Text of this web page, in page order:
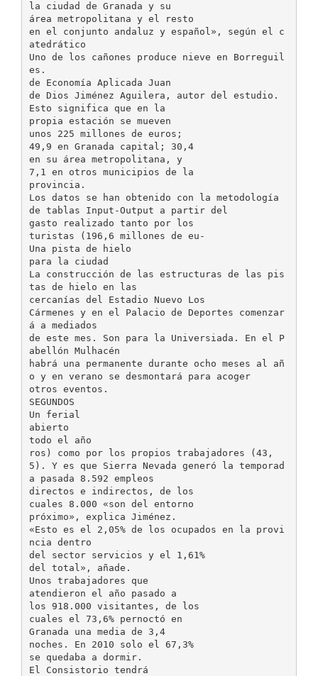
la ciudad de Granada y su
área metropolitana y el resto
en el conjunto andaluz y español», según el c
atedrático
Uno de los cañones produce nieve en Borreguil
es.
de Economía Aplicada Juan
de Dios Jiménez Aguilera, autor del estudio.
Esto significa que en la
propia estación se mueven
unos 225 millones de euros;
49,9 en Granada capital; 30,4
en su área metropolitana, y
7,1 en otros municipios de la
provincia.
Los datos se han obtenido con la metodología
de tablas Input-Output a partir del
gasto realizado tanto por los
turistas (196,6 millones de eu-
Una pista de hielo
para la ciudad
La construcción de las estructuras de las pis
tas de hielo en las
cercanías del Estadio Nuevo Los
Cármenes y en el Palacio de Deportes comenzar
á a mediados
de este mes. Son para la Universiada. En el P
abellón Mulhacén
habrá una permanente durante ocho meses al añ
o y en verano se desmontará para acoger
otros eventos.
SEGUNDOS
Un ferial
abierto
todo el año
ros) como por los propios trabajadores (43,
5). Y es que Sierra Nevada generó la temporad
a pasada 8.592 empleos
directos e indirectos, de los
cuales 8.000 «son del entorno
próximo», explica Jiménez.
«Esto es el 2,05% de los ocupados en la provi
ncia dentro
del sector servicios y el 1,61%
del total», añade.
Unos trabajadores que
atendieron el año pasado a
los 918.000 visitantes, de los
cuales el 73,6% pernoctó en
Granada una media de 3,4
noches. En 2010 solo el 67,3%
se quedaba a dormir.
El Consistorio tendrá